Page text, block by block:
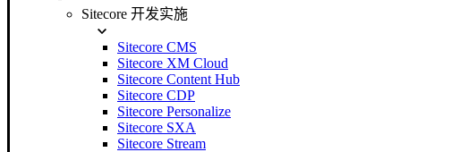
Sitecore 开发实施
Sitecore CMS
Sitecore XM Cloud
Sitecore Content Hub
Sitecore CDP
Sitecore Personalize
Sitecore SXA
Sitecore Stream